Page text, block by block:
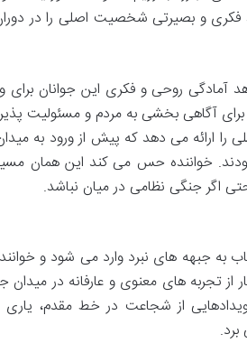
و بصیرتی شخصیت اصلی را در
آمادگی روحی و فکری این جوانان
برای آگاهی بخشی به مردم و مسئولیت
ارائه می دهد که پیش از ورود به
خواننده حس می کند این همان
اگر جنگی نظامی در میان نباشد.
جبهه های نبرد وارد می شود و
تجربه های معنوی و عارفانه در میدان
از شجاعت در خط مقدم،